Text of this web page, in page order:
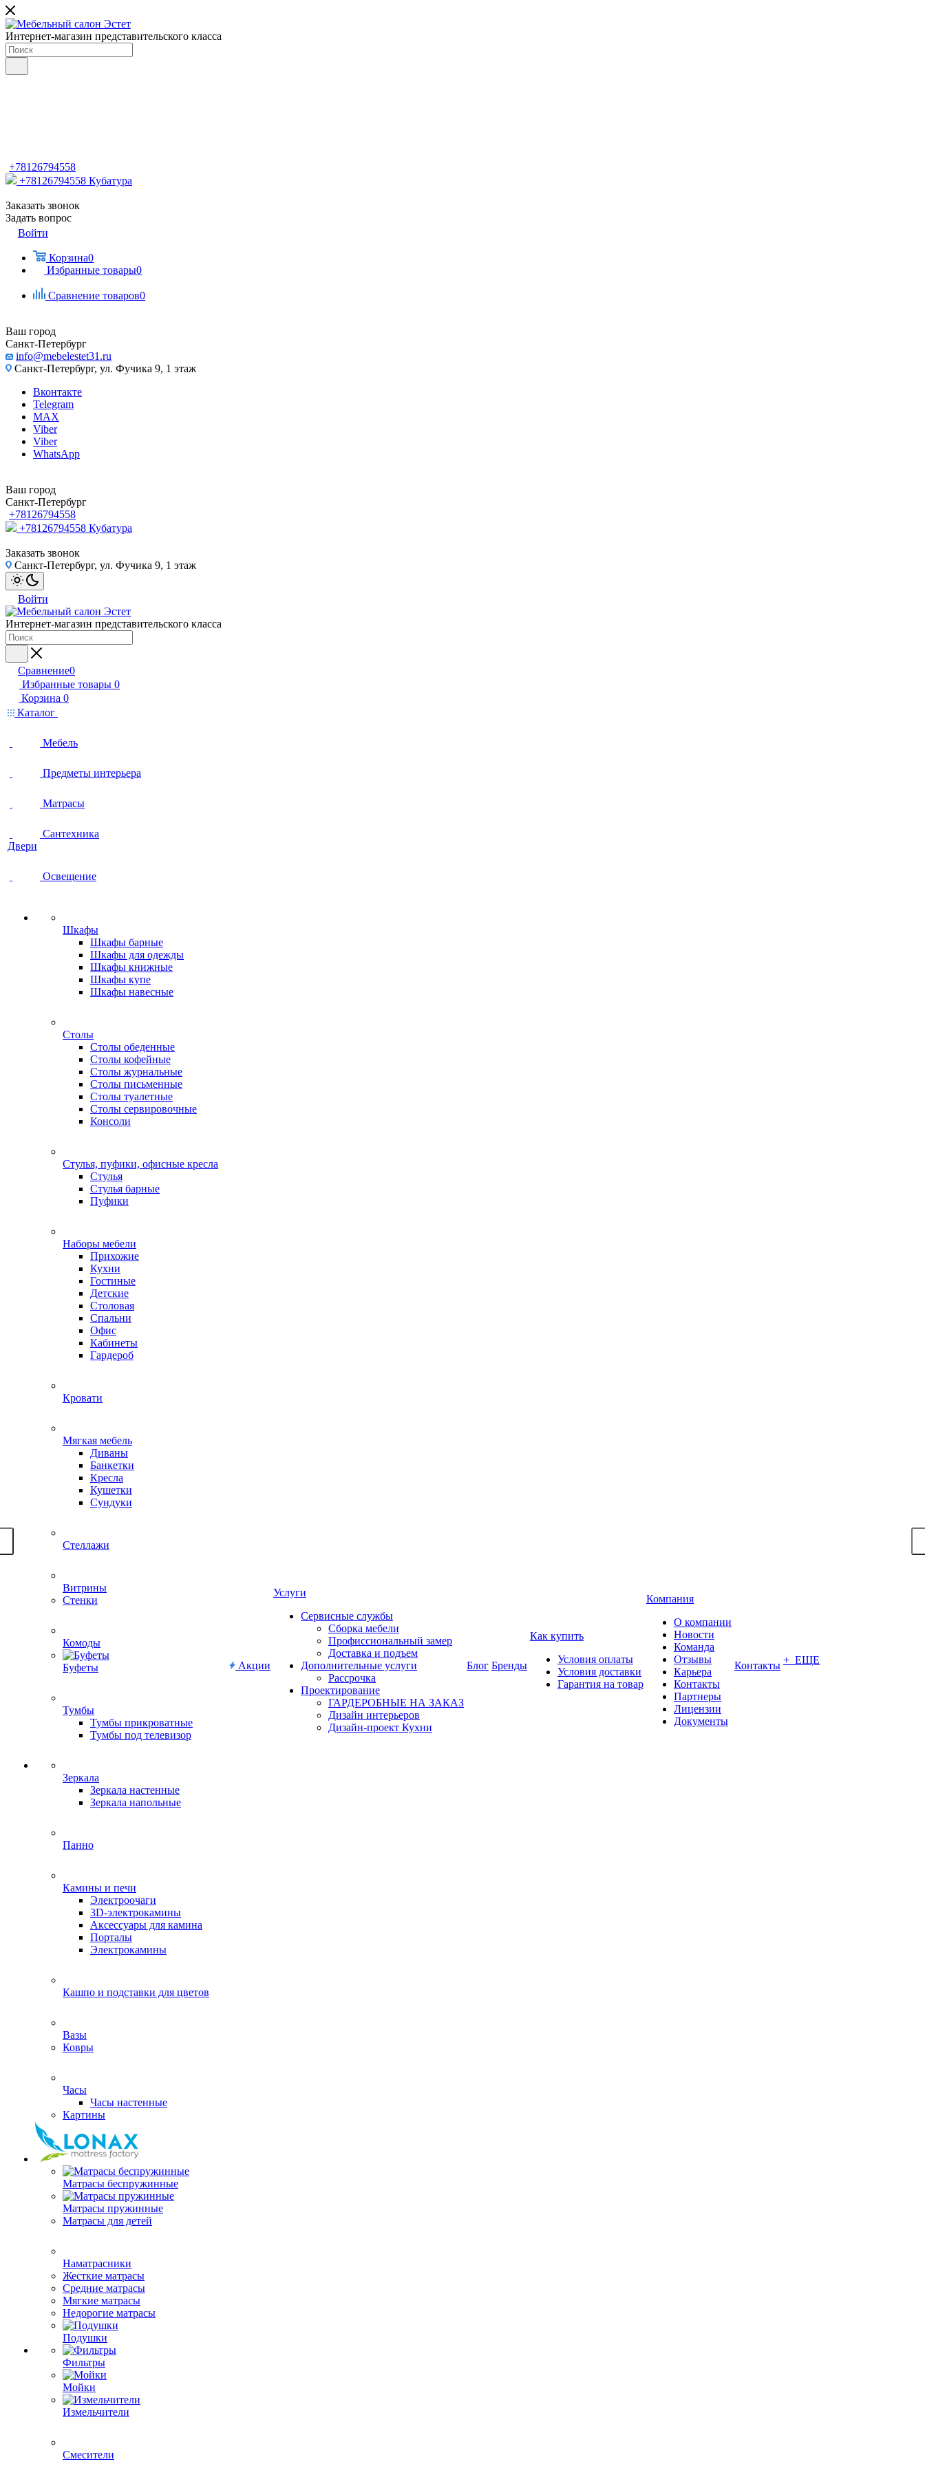
Интернет-магазин представительского класса
+78126794558
+78126794558 Кубатура
Заказать звонок
Задать вопрос
Войти
Корзина0
Избранные товары0
Сравнение товаров0
Ваш город
Санкт-Петербург
info@mebelestet31.ru
Санкт-Петербург, ул. Фучика 9, 1 этаж
Вконтакте
Telegram
MAX
Viber
Viber
WhatsApp
Ваш город
Санкт-Петербург
+78126794558
+78126794558 Кубатура
Заказать звонок
Санкт-Петербург, ул. Фучика 9, 1 этаж
Войти
Интернет-магазин представительского класса
Сравнение0
Избранные товары 0
Корзина 0
Каталог
Мебель
Предметы интерьера
Матрасы
Сантехника
Двери
Освещение
Шкафы
Шкафы барные
Шкафы для одежды
Шкафы книжные
Шкафы купе
Шкафы навесные
Столы
Столы обеденные
Столы кофейные
Столы журнальные
Столы письменные
Столы туалетные
Столы сервировочные
Консоли
Стулья, пуфики, офисные кресла
Стулья
Стулья барные
Пуфики
Наборы мебели
Прихожие
Кухни
Гостиные
Детские
Столовая
Спальни
Офис
Кабинеты
Гардероб
Кровати
Мягкая мебель
Диваны
Банкетки
Кресла
Кушетки
Сундуки
Стеллажи
Витрины
Стенки
Комоды
Буфеты
Тумбы
Тумбы прикроватные
Тумбы под телевизор
Зеркала
Зеркала настенные
Зеркала напольные
Панно
Камины и печи
Электроочаги
3D-электрокамины
Аксессуары для камина
Порталы
Электрокамины
Кашпо и подставки для цветов
Вазы
Ковры
Часы
Часы настенные
Картины
Матрасы беспружинные
Матрасы пружинные
Матрасы для детей
Наматрасники
Жесткие матрасы
Средние матрасы
Мягкие матрасы
Недорогие матрасы
Подушки
Фильтры
Мойки
Измельчители
Смесители
Акции
Услуги
Сервисные службы
Сборка мебели
Профиссиональный замер
Доставка и подъем
Дополнительные услуги
Рассрочка
Проектирование
ГАРДЕРОБНЫЕ НА ЗАКАЗ
Дизайн интерьеров
Дизайн-проект Кухни
Блог Бренды
Как купить
Условия оплаты
Условия доставки
Гарантия на товар
Компания
О компании
Новости
Команда
Отзывы
Карьера
Контакты
Партнеры
Лицензии
Документы
Контакты + ЕЩЕ